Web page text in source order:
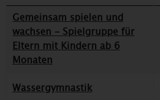
Gemeinsam spielen und
wachsen - Spielgruppe für
Eltern mit Kindern ab 6
Monaten
Wassergymnastik